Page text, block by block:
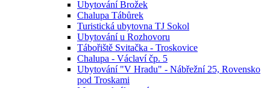
Ubytování Brožek
Chalupa Tábůrek
Turistická ubytovna TJ Sokol
Ubytování u Rozhovoru
Tábořiště Svitačka - Troskovice
Chalupa - Václaví čp. 5
Ubytování "V Hradu" - Nábřežní 25, Rovensko
pod Troskami